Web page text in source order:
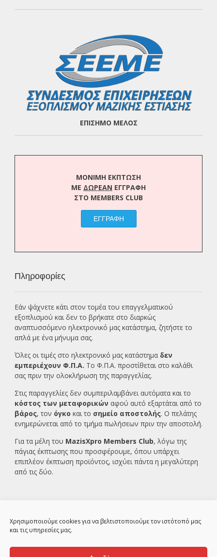
Χρησιμοποιούμε cookies για να βελτιστοποιούμε τον ιστότοπό μας
και τις υπηρεσίες μας.
ΕΠΙΣΗΜΟ ΜΕΛΟΣ
ΜΟΝΙΜΗ ΕΚΠΤΩΣΗ
ΜΕ ΔΩΡΕΑΝ ΕΓΓΡΑΦΗ
ΣΤΟ MEMBERS CLUB
ΕΓΓΡΑΦΗ
Πληροφορίες
Εάν ψάχνετε κάτι στον τομέα του επαγγελματικού
εξοπλισμού και δεν το βρήκατε στο διαρκώς
αναπτυσσόμενο ηλεκτρονικό μας κατάστημα, ζητήστε το
απλά με ένα μήνυμα σας.
Όλες οι τιμές στο ηλεκτρονικό μας κατάστημα δεν
εμπεριέχουν Φ.Π.Α. Το Φ.Π.Α. προστίθεται στο καλάθι
σας πριν την ολοκλήρωση της παραγγελίας.
Στις παραγγελίες δεν συμπεριλαμβάνει αυτόματα και το
κόστος των μεταφορικών αφού αυτό εξαρτάται από το
βάρος, τον όγκο και το σημείο αποστολής. Ο πελάτης
ενημερώνεται από το τμήμα πωλήσεων πριν την αποστολή.
Για τα μέλη του MazisXpro Members Club, λόγω της
πάγιας έκπτωσης που προσφέρουμε, όπου υπάρχει
επιπλέον έκπτωση προϊόντος, ισχύει πάντα η μεγαλύτερη
από τις δύο.